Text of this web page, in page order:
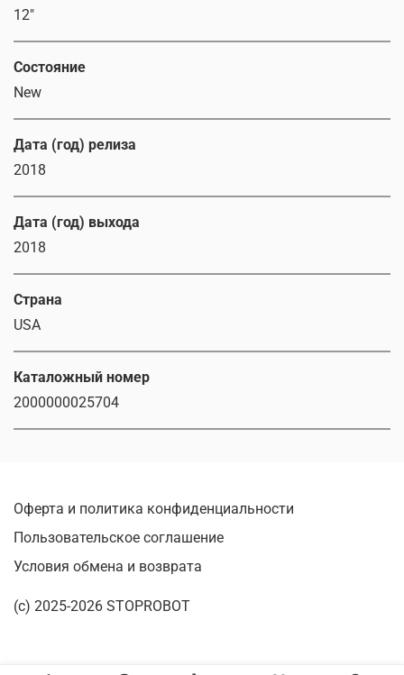
12"
Состояние
New
Дата (год) релиза
2018
Дата (год) выхода
2018
Страна
USA
Каталожный номер
2000000025704
Оферта и политика конфиденциальности
Пользовательское соглашение
Условия обмена и возврата
(c) 2025-2026 STOPROBOT